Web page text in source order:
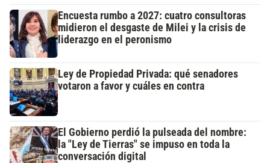
Encuesta rumbo a 2027: cuatro consultoras
midieron el desgaste de Milei y la crisis de
liderazgo en el peronismo
Ley de Propiedad Privada: qué senadores
votaron a favor y cuáles en contra
El Gobierno perdió la pulseada del nombre:
la "Ley de Tierras" se impuso en toda la
conversación digital